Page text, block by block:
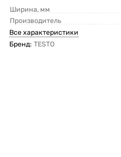
Ширина, мм
Производитель
Все характеристики
Бренд: TESTO